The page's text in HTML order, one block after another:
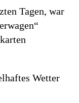
Tagen, war
Wetter